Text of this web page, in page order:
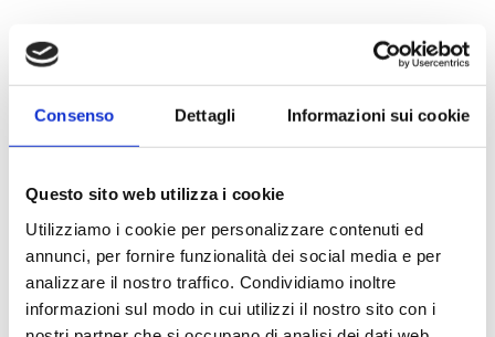
Consenso Dettagli Informazioni sui cookie
Questo sito web utilizza i cookie
Utilizziamo i cookie per personalizzare contenuti ed
annunci, per fornire funzionalità dei social media e per
analizzare il nostro traffico. Condividiamo inoltre
informazioni sul modo in cui utilizzi il nostro sito con i
Additifs nutritionnels/kg
Description